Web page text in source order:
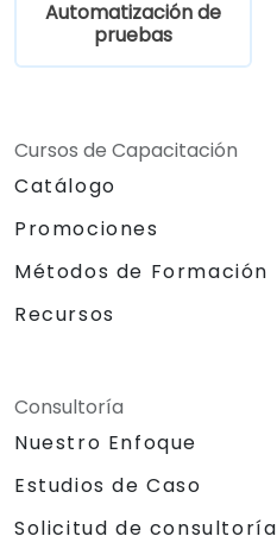
Automatización de
pruebas
Cursos de Capacitación
Catálogo
Promociones
Métodos de Formación
Recursos
Consultoría
Nuestro Enfoque
Estudios de Caso
Solicitud de consultoría